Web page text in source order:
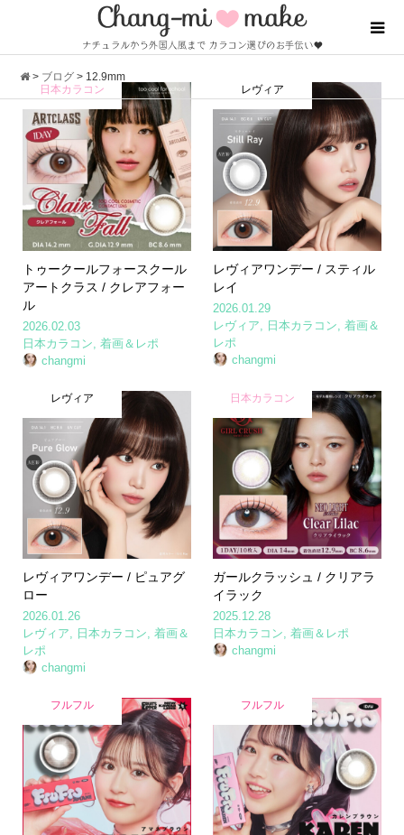
> ブログ > 12.9mm
日本カラコン
トゥークールフォースクール
アートクラス / クレアフォー
ル
2026.02.03
日本カラコン 着画＆レポ
changmi
レヴィア
レヴィアワンデー / スティル
レイ
2026.01.29
レヴィア
日本カラコン ,着画＆
レポ
changmi
レヴィア
レヴィアワンデー / ピュアグ
ロー
2026.01.26
レヴィア, 日本カラコン, 着画＆
レポ
changmi
日本カラコン
ガールクラッシュ / クリアラ
イラック
2025.12.28
日本カラコン,着画＆レポ
changmi
フルフル フルフル